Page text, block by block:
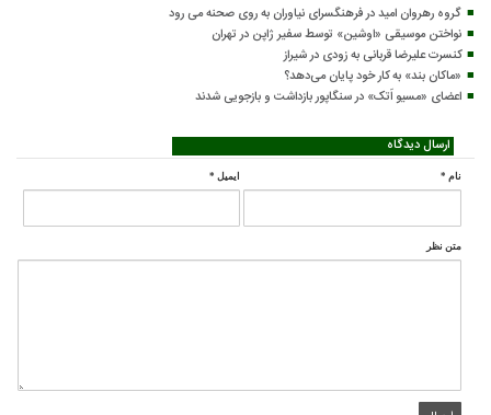
گروه رهروان امید در فرهنگسرای نیاوران به روی صحنه می رود
نواختن موسیقی «اوشین» توسط سفیر ژاپن در تهران
کنسرت علیرضا قربانی به زودی در شیراز
«ماکان بند» به کار خود پایان می‌دهد؟
اعضای «مسیو اَتک» در سنگاپور بازداشت و بازجویی شدند
ارسال دیدگاه
نام * ایمیل *
متن نظر